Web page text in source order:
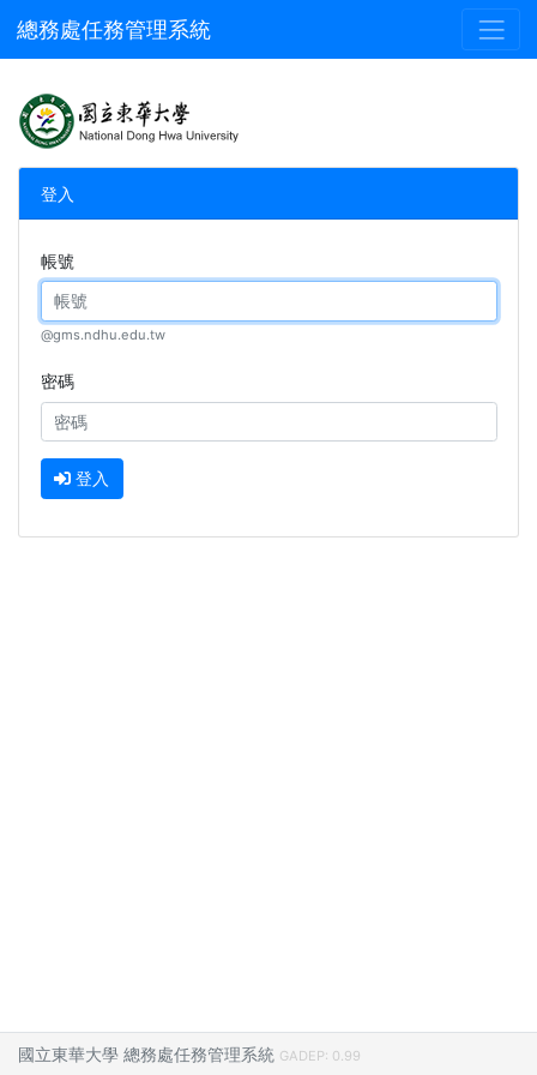
總務處任務管理系統
登入
帳號
@gms.ndhu.edu.tw
密碼
登入
國立東華大學 總務處任務管理系統 GADEP: 0.99